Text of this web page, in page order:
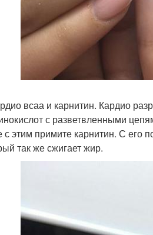
всаа и карнитин. Кардио
с разветвленными
с этим примите карнитин. С
так же сжигает жир.